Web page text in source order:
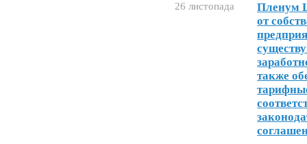
26 листопада
Пленум
от
также